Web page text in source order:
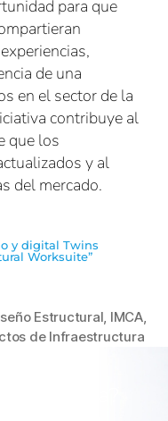
para que
de una
en el sector de la
contribuye al
que los
y al
del mercado.
y digital Twins
Worksuite”
Estructural, IMCA,
de Infraestructura